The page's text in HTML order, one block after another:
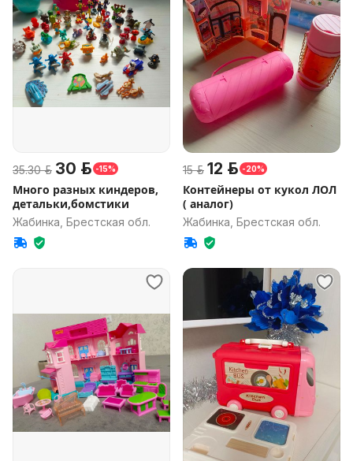
35.30 р. 30 р. -15%
Много разных киндеров,
детальки,бомстики
Жабинка, Брестская обл.
15 р. 12 р. -20%
Контейнеры от кукол ЛОЛ
( аналог)
Жабинка, Брестская обл.